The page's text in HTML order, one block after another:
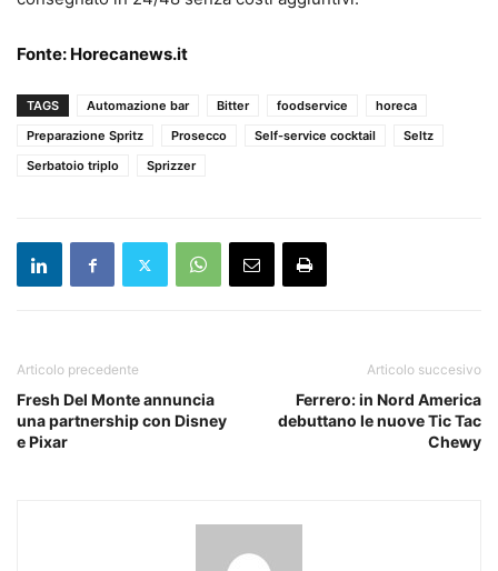
Fonte: Horecanews.it
TAGS Automazione bar Bitter foodservice
horeca
Preparazione Spritz
Prosecco Self-service cocktail
Seltz
Serbatoio triplo
Sprizzer
Articolo precedente
Fresh Del Monte annuncia
una partnership con Disney
e Pixar
Articolo succesivo
Ferrero: in Nord America
debuttano le nuove Tic Tac
Chewy